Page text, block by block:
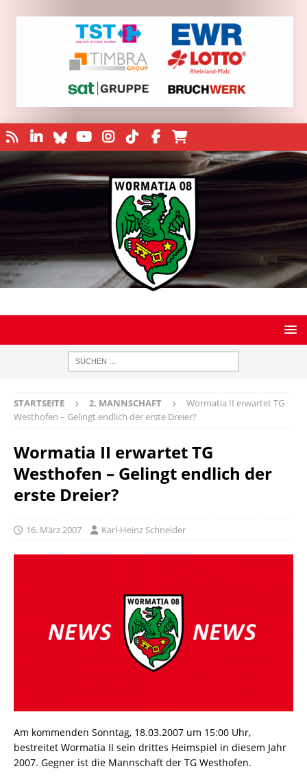
STARTSEITE 2. MANNSCHAFT
Wormatia II erwartet TG
Westhofen – Gelingt endlich der erste Dreier?
Wormatia II erwartet TG
Westhofen – Gelingt endlich der
erste Dreier?
16. März 2007 Karl-Heinz Schneider
Am kommenden Sonntag, 18.03.2007 um 15:00 Uhr,
bestreitet Wormatia II sein drittes Heimspiel in diesem Jahr
2007. Gegner ist die Mannschaft der TG Westhofen.